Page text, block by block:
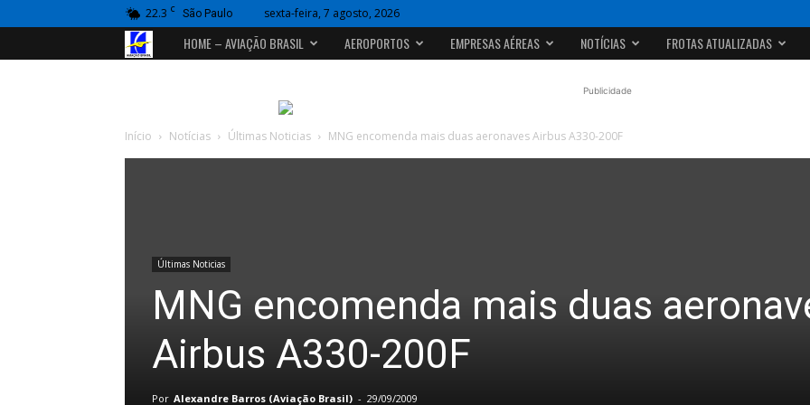
22.3 C São Paulo sexta-feira, 7 agosto, 2026
Portal
HOME – AVIAÇÃO BRASIL AEROPORTOS EMPRESAS AÉREAS NOTÍCIAS FROTAS ATUALIZADAS
Publicidade
Início Notícias Últimas Noticias MNG encomenda mais duas aeronaves Airbus A330-200F
Últimas Noticias
MNG encomenda mais duas
Airbus A330-200F
Por Alexandre Barros (Aviação Brasil) - 29/09/2009